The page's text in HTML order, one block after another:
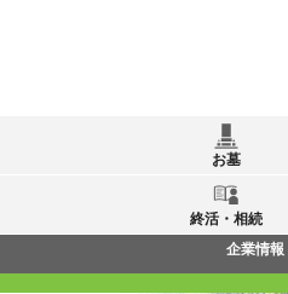
お墓
終活・相続
企業情報